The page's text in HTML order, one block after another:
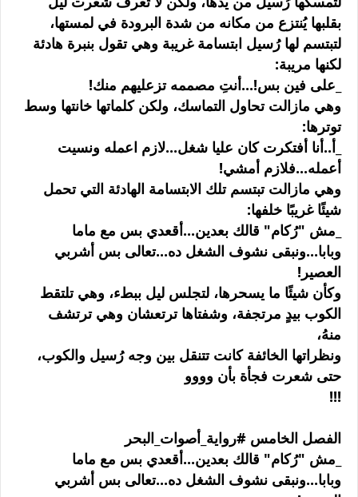
بقلبها يُنتزع من مكانه من شدة البرودة في لمستها،
لتبتسم لها رُسيل ابتسامة غريبة وهي تقول بنبرة هادئة
لكنها مريبة:
_على فين بس!...أنتِ مصممه تزعليهم منك!
وهي مازالت تحاول التماسك، ولكن كلماتها خانتها وسط
توترها:
_أ..أنا أفتكرت كان عليا شغل...لازم اعمله ونسيت
أعمله...فلازم أمشي!
وهي مازالت تبتسم تلك الابتسامة الهادئة التي تحمل
شيئًا غريبًا خلفها:
_مش "رُكام" قالك بعدين...أقعدي بس مع ماما
وبابا...ونبقى نشوف الشغل ده...تعالى بس أشربي
العصير!
وكأن شيئًا ما يسحرها، لتجلس ليل ببطء، وهي تلتقط
الكوب بيدٍ مرتجفة، وشفتاها ترتعشان وهي ترتشف
منهُ،
ونظراتها الخائفة كانت تتنقل بين وجه رُسيل والكوب،
حتى شعرت فجأة بأن وووو
!!!
الفصل الخامس #رواية_أصوات_البحر
_مش "رُكام" قالك بعدين...أقعدي بس مع ماما
وبابا...ونبقى نشوف الشغل ده...تعالى بس أشربي